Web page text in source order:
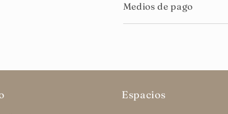
Medios de pago
Espacios